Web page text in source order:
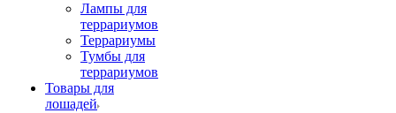
Лампы для
террариумов
Террариумы
Тумбы для
террариумов
Товары для
лошадей